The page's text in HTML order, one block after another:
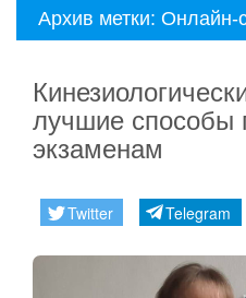
для
здоровья
Метод
Резет
Резет
Архив метки: Онлайн-
лучшие способы
экзаменам
Twitter Telegram